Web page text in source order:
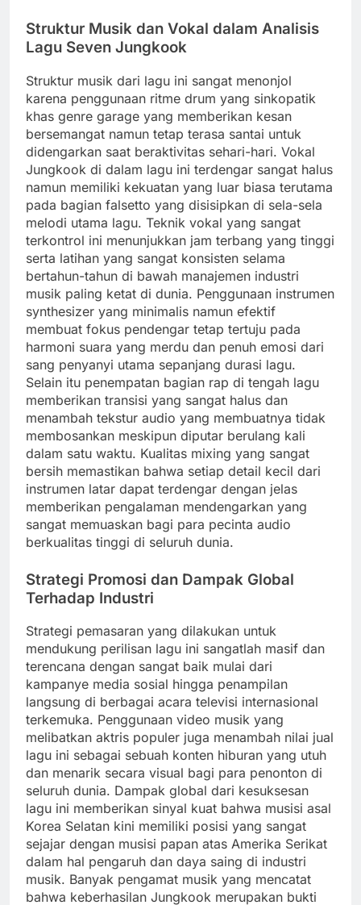
Struktur Musik dan Vokal dalam Analisis
Lagu Seven Jungkook
Struktur musik dari lagu ini sangat menonjol
karena penggunaan ritme drum yang sinkopatik
khas genre garage yang memberikan kesan
bersemangat namun tetap terasa santai untuk
didengarkan saat beraktivitas sehari-hari. Vokal
Jungkook di dalam lagu ini terdengar sangat halus
namun memiliki kekuatan yang luar biasa terutama
pada bagian falsetto yang disisipkan di sela-sela
melodi utama lagu. Teknik vokal yang sangat
terkontrol ini menunjukkan jam terbang yang tinggi
serta latihan yang sangat konsisten selama
bertahun-tahun di bawah manajemen industri
musik paling ketat di dunia. Penggunaan instrumen
synthesizer yang minimalis namun efektif
membuat fokus pendengar tetap tertuju pada
harmoni suara yang merdu dan penuh emosi dari
sang penyanyi utama sepanjang durasi lagu.
Selain itu penempatan bagian rap di tengah lagu
memberikan transisi yang sangat halus dan
menambah tekstur audio yang membuatnya tidak
membosankan meskipun diputar berulang kali
dalam satu waktu. Kualitas mixing yang sangat
bersih memastikan bahwa setiap detail kecil dari
instrumen latar dapat terdengar dengan jelas
memberikan pengalaman mendengarkan yang
sangat memuaskan bagi para pecinta audio
berkualitas tinggi di seluruh dunia.
Strategi Promosi dan Dampak Global
Terhadap Industri
Strategi pemasaran yang dilakukan untuk
mendukung perilisan lagu ini sangatlah masif dan
terencana dengan sangat baik mulai dari
kampanye media sosial hingga penampilan
langsung di berbagai acara televisi internasional
terkemuka. Penggunaan video musik yang
melibatkan aktris populer juga menambah nilai jual
lagu ini sebagai sebuah konten hiburan yang utuh
dan menarik secara visual bagi para penonton di
seluruh dunia. Dampak global dari kesuksesan
lagu ini memberikan sinyal kuat bahwa musisi asal
Korea Selatan kini memiliki posisi yang sangat
sejajar dengan musisi papan atas Amerika Serikat
dalam hal pengaruh dan daya saing di industri
musik. Banyak pengamat musik yang mencatat
bahwa keberhasilan Jungkook merupakan bukti